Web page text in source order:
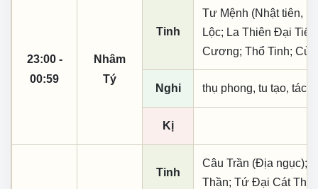
23:00 -
00:59
Nhâm
Tý
Tinh
Tư Mệnh (Nhật tiên,
Lộc; La Thiên Đại
Cương; Thổ Tinh;
Nghi thụ phong, tu tạo, tác
Kị
Tinh
Câu Trần (Địa ngục);
Thần; Tứ Đại Cát